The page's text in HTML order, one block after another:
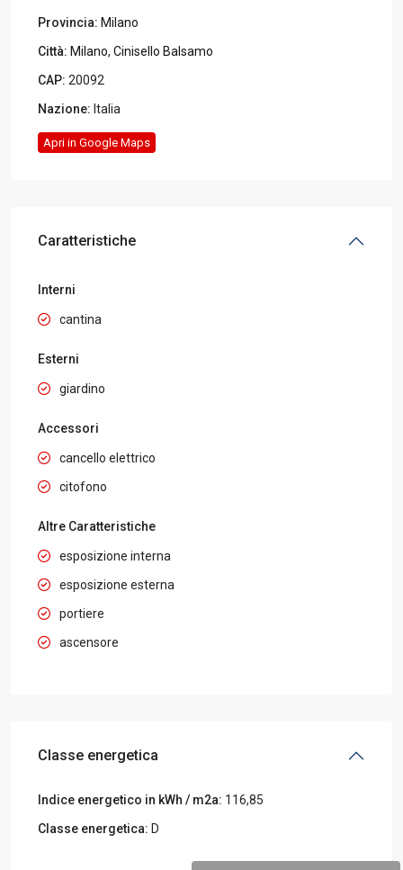
Provincia: Milano
Città: Milano, Cinisello Balsamo
CAP: 20092
Nazione: Italia
Apri in Google Maps
Caratteristiche
Interni
cantina
Esterni
giardino
Accessori
cancello elettrico
citofono
Altre Caratteristiche
esposizione interna
esposizione esterna
portiere
ascensore
Classe energetica
Indice energetico in kWh / m2a: 116,85
Classe energetica: D